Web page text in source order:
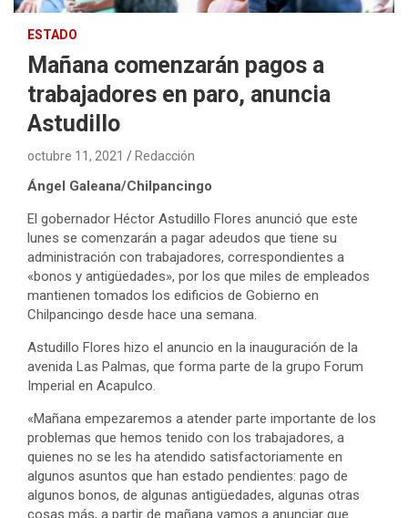
ESTADO
Mañana comenzarán pagos a
trabajadores en paro, anuncia
Astudillo
octubre 11, 2021 Redacción
Ángel Galeana/Chilpancingo
El gobernador Héctor Astudillo Flores anunció que este
lunes se comenzarán a pagar adeudos que tiene su
administración con trabajadores, correspondientes a
«bonos y antigüedades», por los que miles de empleados
mantienen tomados los edificios de Gobierno en
Chilpancingo desde hace una semana.
Astudillo Flores hizo el anuncio en la inauguración de la
avenida Las Palmas, que forma parte de la grupo Forum
Imperial en Acapulco.
«Mañana empezaremos a atender parte importante de los
problemas que hemos tenido con los trabajadores, a
quienes no se les ha atendido satisfactoriamente en
algunos asuntos que han estado pendientes: pago de
algunos bonos, de algunas antigüedades, algunas otras
cosas más, a partir de mañana vamos a anunciar que